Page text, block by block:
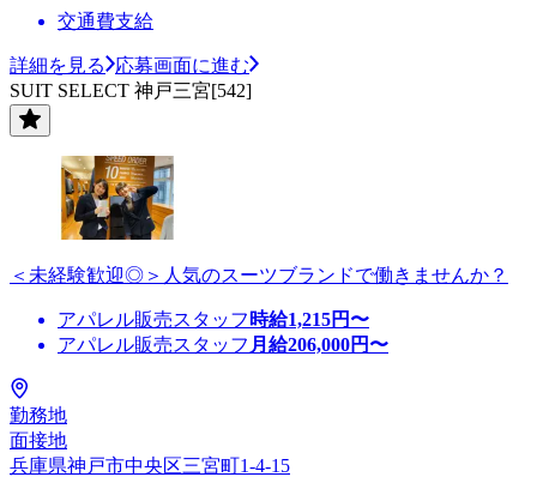
交通費支給
詳細を見る
応募画面に進む
SUIT SELECT 神戸三宮[542]
＜未経験歓迎◎＞人気のスーツブランドで働きませんか？
アパレル販売スタッフ 時給1,215円〜
アパレル販売スタッフ 月給206,000円〜
勤務地
面接地
兵庫県神戸市中央区三宮町1-4-15